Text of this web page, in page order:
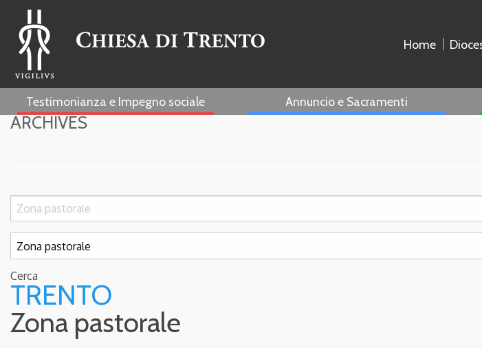
Home
Testimonianza e Impegno sociale Annuncio e Sacramenti
ARCHIVES
Cerca
TRENTO
Zona pastorale